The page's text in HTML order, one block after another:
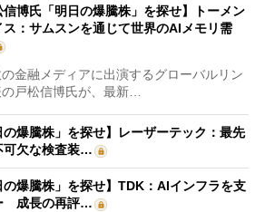
信博氏「明日の爆騰株」を探せ】トーメン
ス：サムスンを通じて世界のAIメモリ需
金融メディアに出演するグローバルリン
戸松信博氏が、最新…
の爆騰株」を探せ】レーザーテック：最先
可欠な検査装…
の爆騰株」を探せ】TDK：AIインフラを支
成長の再評…